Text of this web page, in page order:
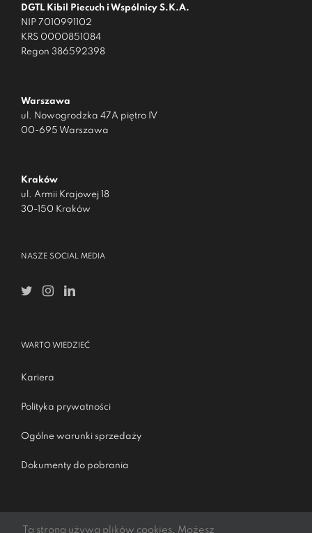
DGTL Kibil Piecuch i Wspólnicy S.K.A.
NIP 7010991102
KRS 0000851084
Regon 386592398
Warszawa
ul. Nowogrodzka 47A piętro IV
00-695 Warszawa
Kraków
ul. Armii Krajowej 18
30-150 Kraków
NASZE SOCIAL MEDIA
WARTO WIEDZIEĆ
Kariera
Polityka prywatności
Ogólne warunki sprzedaży
Dokumenty do pobrania
Ta strona używa plików cookies. Możesz